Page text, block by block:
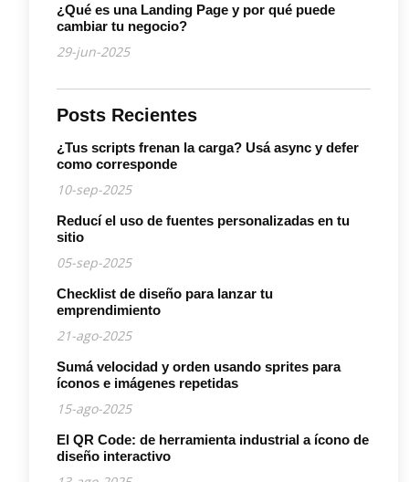
¿Qué es una Landing Page y por qué puede
cambiar tu negocio?
29-jun-2025
Posts Recientes
¿Tus scripts frenan la carga? Usá async y defer
como corresponde
10-sep-2025
Reducí el uso de fuentes personalizadas en tu
sitio
05-sep-2025
Checklist de diseño para lanzar tu
emprendimiento
21-ago-2025
Sumá velocidad y orden usando sprites para
íconos e imágenes repetidas
15-ago-2025
El QR Code: de herramienta industrial a ícono de
diseño interactivo